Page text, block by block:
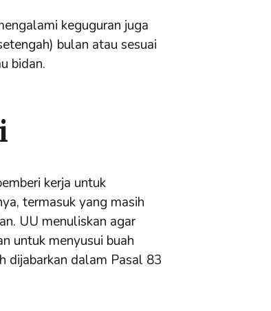
keguguran juga
bulan atau sesuai
bidan.
kerja untuk
termasuk yang masih
UU menuliskan agar
untuk menyusui buah
dijabarkan dalam Pasal 83